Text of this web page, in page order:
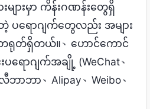
များမှာ ကိန်းဂဏန်းတွေရှိ
ပရောဂျက်တွေလည်း အများ
တရုတ်ရှိတယ်။、ဟောင်ကောင်
ရောဂျက်အချို့ (WeChat、
ဘာဘာ、Alipay、Weibo、